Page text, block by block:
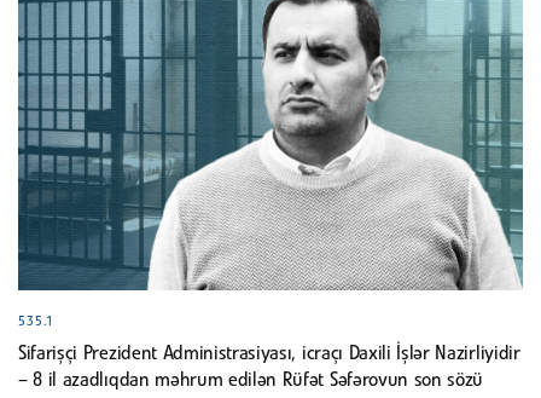
535.1
Sifarişçi Prezident Administrasiyası, icraçı Daxili İşlər Nazirliyidir
– 8 il azadlıqdan məhrum edilən Rüfət Səfərovun son sözü